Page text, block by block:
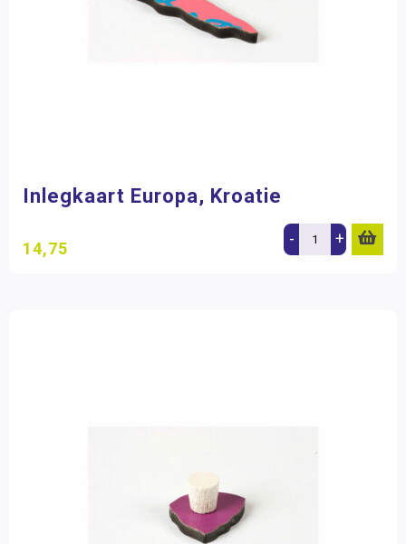
Inlegkaart Europa, Kroatie
14,75 - +